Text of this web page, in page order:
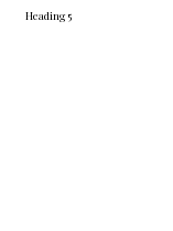
Heading 5